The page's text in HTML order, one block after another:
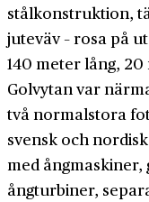
stålkonstruktion,
juteväv – rosa på
140 meter lång,
Golvytan var
två normalstora
svensk och
med
ångturbiner,